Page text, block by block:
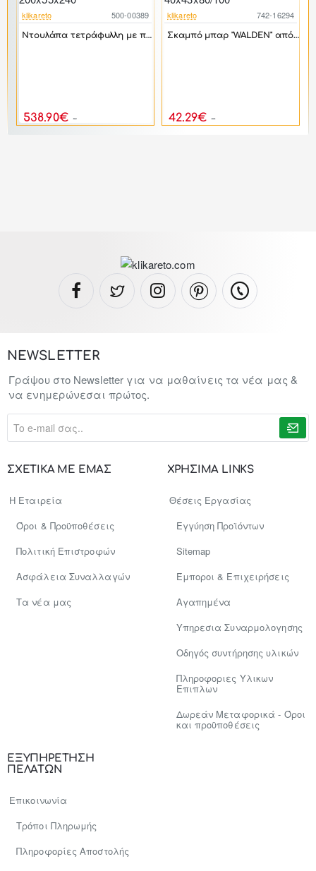
-52%
klikareto 500-00389
Ντουλάπα τετράφυλλη με πατάρι σε δρυς χρώμα 200x55x240
538.90€
-17%
klikareto 742-16294
Σκαμπό μπαρ "WALDEN" από PP σε χρώμα λευκό 40x43x80/100
42.29€
ΣΧΕΤΙΚΑ ΜΕ ΕΜΑΣ
Η Εταιρεία
Όροι & Προϋποθέσεις
Πολιτική Επιστροφών
Ασφάλεια Συναλλαγών
Tα νέα μας
ΧΡΗΣΙΜΑ LINKS
Θέσεις Εργασίας
Εγγύηση Προϊόντων
Sitemap
Έμποροι & Επιχειρήσεις
Αγαπημένα
Υπηρεσια Συναρμολογησης
Οδηγός συντήρησης υλικών
Πληροφοριες Υλικων
Επιπλων
Δωρεάν Μεταφορικά - Όροι
και προϋποθέσεις
ΕΞΥΠΗΡΕΤΗΣΗ
ΠΕΛΑΤΩΝ
Επικοινωνία
Τρόποι Πληρωμής
Πληροφορίες Αποστολής
NEWSLETTER
Γράψου στο Newsletter για να μαθαίνεις τα νέα μας &
να ενημερώνεσαι πρώτος.
σας..